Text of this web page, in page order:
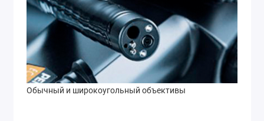
Обычный и широкоугольный объективы